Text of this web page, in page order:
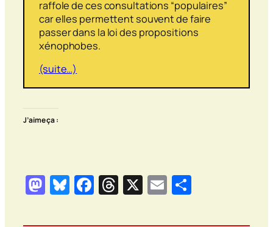
raffole de ces consultations “populaires”
car elles permettent souvent de faire
passer dans la loi des propositions
xénophobes.
(suite…)
J’aime ça :
Mastodon
Bluesky
Facebook
Threads
X Email